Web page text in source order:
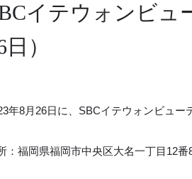
イテウォンビュ
日）
年8月26日に、SBCイテウォンビュー
：福岡県福岡市中央区大名一丁目12